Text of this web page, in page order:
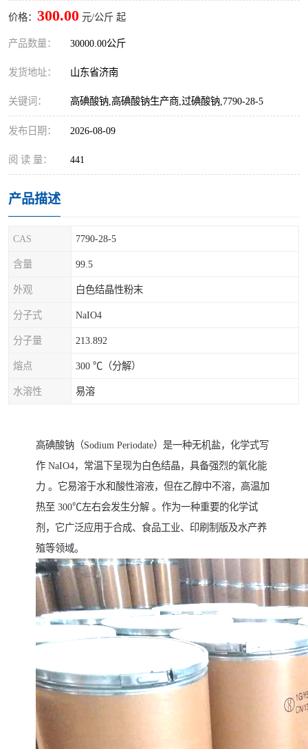
价格： 300.00 元/公斤 起
产品数量： 30000.00公斤
发货地址： 山东省济南
关键词： 高碘酸钠,高碘酸钠生产商,过碘酸钠,7790-28-5
发布日期： 2026-08-09
阅 读 量： 441
产品描述
CAS 7790-28-5
含量 99.5
外观 白色结晶性粉末
分子式 NaIO4
分子量 213.892
熔点 300 ℃（分解）
水溶性 易溶
高碘酸钠（Sodium Periodate）是一种无机盐，化学式写
作 NaIO4，常温下呈现为白色结晶，具备强烈的氧化能
力 。它易溶于水和酸性溶液，但在乙醇中不溶，高温加
热至 300℃左右会发生分解 。作为一种重要的化学试
剂，它广泛应用于合成、食品工业、印刷制版及水产养
殖等领域。
醛类
酯类
烷烃化工原料 合成中间体